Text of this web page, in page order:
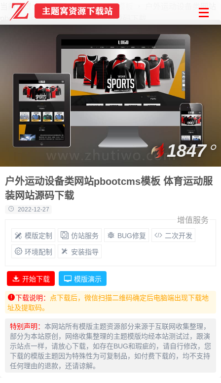
当前位置： 首页 PbootCMS模板
户外运动设备类网站
pbootcms模板 体育运动服装网站源码下载
户外运动设备类网站pbootcms模板 体育运动服
装网站源码下载
2022-12-27
1847
增值服务
模版定制 仿站服务 BUG修复 二次开发
环境配制 安装指导
开始下载 模版演示
下载说明：
点下载后，微信扫描二维码确定后电脑端出现下载地
址及提取码。
特别声明： 本网站所有模版主题资源部分来源于互联网收集整理，
部分为本站原创，网络收集整理的主题模版均经本站测试过，跟演
示站点一样，请放心下载，如存在BUG和瑕疵的，请自行修改，您
下载的模版主题因为特殊性为可复制品，如付费下载的，均不支持
任何理由的退款，还请谅解。